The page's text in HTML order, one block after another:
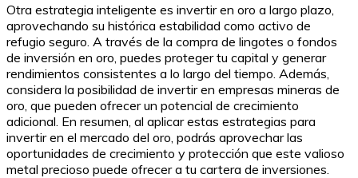
Otra estrategia inteligente es invertir en oro a largo plazo,
aprovechando su histórica estabilidad como activo de
refugio seguro. A través de la compra de lingotes o fondos
de inversión en oro, puedes proteger tu capital y generar
rendimientos consistentes a lo largo del tiempo. Además,
considera la posibilidad de invertir en empresas mineras de
oro, que pueden ofrecer un potencial de crecimiento
adicional. En resumen, al aplicar estas estrategias para
invertir en el mercado del oro, podrás aprovechar las
oportunidades de crecimiento y protección que este valioso
metal precioso puede ofrecer a tu cartera de inversiones.